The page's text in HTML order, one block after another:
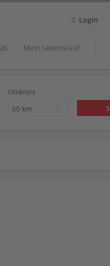
Login
Mein Lebenslauf
Umkreis
50 km